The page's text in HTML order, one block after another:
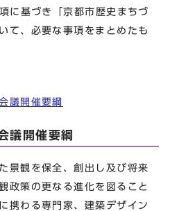
に基づき「京都市歴史まちづ
て、必要な事項をまとめたも
議開催要綱
議開催要綱
景観を保全、創出し及び将来
政策の更なる進化を図ること
携わる専門家、建築デザイン